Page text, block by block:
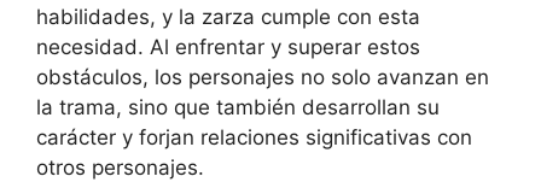
habilidades, y la zarza cumple con esta
necesidad. Al enfrentar y superar estos
obstáculos, los personajes no solo avanzan en
la trama, sino que también desarrollan su
carácter y forjan relaciones significativas con
otros personajes.